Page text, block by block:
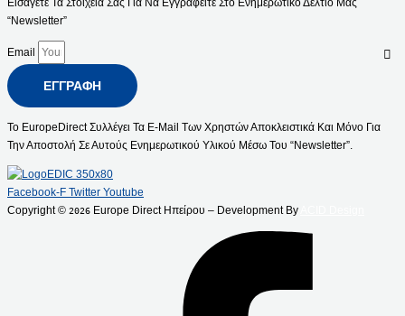
“Newsletter”
Email
ΕΓΓΡΑΦΉ
Το EuropeDirect Συλλέγει Τα E-Mail Των Χρηστών Αποκλειστικά Και Μόνο Για
Την Αποστολή Σε Αυτούς Ενημερωτικού Υλικού Μέσω Του “Newsletter”.
Facebook-F Twitter Youtube
Copyright © 2026 Europe Direct Ηπείρου – Development By